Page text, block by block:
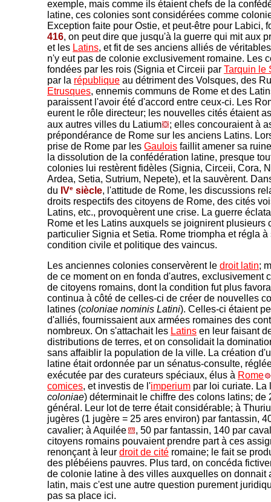
exemple, mais comme ils étaient chefs de la
latine, ces colonies sont considérées comme
Exception faite pour Ostie, et peut-être pour Labici,
416, on peut dire que jusqu'à la guerre qui mit aux
et les Latins, et fit de ses anciens alliés de
n'y eut pas de colonie exclusivement romaine. Les
fondées par les rois (Signia et Circeii par Tarquin le
par la république au détriment des Volsques, des
Etrusques, ennemis communs de Rome et des
paraissent l'avoir été d'accord entre ceux-ci. Les
eurent le rôle directeur; les nouvelles cités étaient
aux autres villes du Latium
; elles concouraient à
prépondérance de Rome sur les anciens Latins.
prise de Rome par les Gaulois faillit amener sa
la dissolution de la confédération latine, presque
colonies lui restèrent fidèles (Signia, Circeii, Cora,
Ardea, Setia, Sutrium, Nepete), et la sauvèrent.
du IVe siècle, l'attitude de Rome, les discussions
droits respectifs des citoyens de Rome, des cités
Latins, etc., provoquèrent une crise. La guerre
Rome et les Latins auxquels se joignirent plusieurs
particulier Signia et Setia. Rome triompha et régla à
condition civile et politique des vaincus.
Les anciennes colonies conservèrent le droit latin;
de ce moment on en fonda d'autres, exclusivement
de citoyens romains, dont la condition fut plus
continua à côté de celles-ci de créer de nouvelles
latines (coloniae nominis Latini). Celles-ci étaient
d'alliés, fournissaient aux armées romaines des
nombreux. On s'attachait les Latins en leur faisant
distributions de terres, et on consolidait la
sans affaiblir la population de la ville. La création
latine était ordonnée par un sénatus-consulte,
exécutée par des curateurs spéciaux, élus à Rome
comices, et investis de l'imperium par loi curiate. La
coloniae) déterminait le chiffre des colons latins; de
général. Leur lot de terre était considérable; à
jugères (1 jugère = 25 ares environ) par fantassin,
cavalier; à Aquilée
, 50 par fantassin, 140 par
citoyens romains pouvaient prendre part à ces
renonçant à leur droit de cité romaine; le fait se
des plébéiens pauvres. Plus tard, on concéda
de colonie latine à des villes auxquelles on donnait
latin, mais c'est une autre question purement
pas sa place ici.